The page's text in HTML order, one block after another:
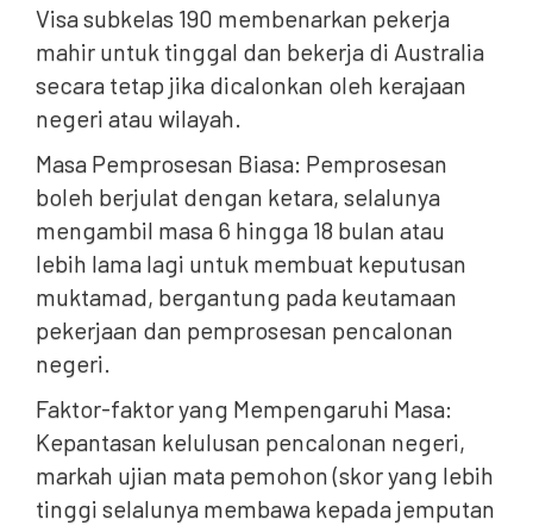
Visa subkelas 190 membenarkan pekerja
mahir untuk tinggal dan bekerja di Australia
secara tetap jika dicalonkan oleh kerajaan
negeri atau wilayah.
Masa Pemprosesan Biasa: Pemprosesan
boleh berjulat dengan ketara, selalunya
mengambil masa 6 hingga 18 bulan atau
lebih lama lagi untuk membuat keputusan
muktamad, bergantung pada keutamaan
pekerjaan dan pemprosesan pencalonan
negeri.
Faktor-faktor yang Mempengaruhi Masa:
Kepantasan kelulusan pencalonan negeri,
markah ujian mata pemohon (skor yang lebih
tinggi selalunya membawa kepada jemputan